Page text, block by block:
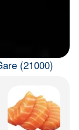
(21000)